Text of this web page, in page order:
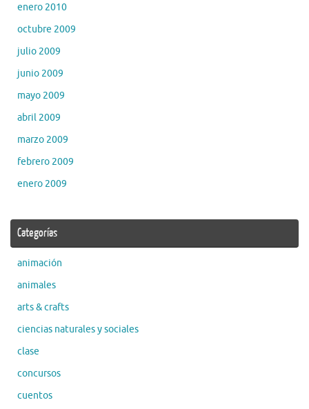
enero 2010
octubre 2009
julio 2009
junio 2009
mayo 2009
abril 2009
marzo 2009
febrero 2009
enero 2009
Categorías
animación
animales
arts & crafts
ciencias naturales y sociales
clase
concursos
cuentos